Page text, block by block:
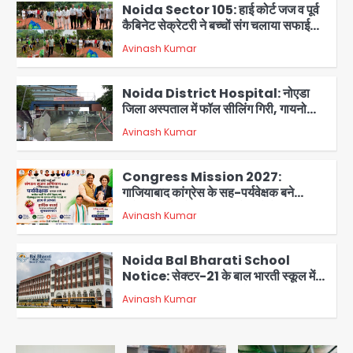
2
कैबिनेट सेक्रेटरी ने बच्चों संग चलाया सफाई
अभियान, 160 किलो कूड़ा हटाया
Avinash Kumar
3
जिला अस्पताल में फॉल सीलिंग गिरी, गायनो
OT गैलरी में बड़ा हादसा टला; मरीजों की सुरक्षा
Avinash Kumar
4
गाजियाबाद कांग्रेस के सह-पर्यवेक्षक बने
सतेन्द्र शर्मा, गौतमबुद्धनगर नेताओं ने जताया
Avinash Kumar
5
Notice: सेक्टर-21 के बाल भारती स्कूल में
बिना खिड़की-वेंटिलेशन बेसमेंट में चल रही थी
8वीं की क्लास, NCPCR की शिकायत पर
भेजा नोटिस
Avinash Kumar
‘आशियाना’ अभियान – 500 बाढ़रोधी घर,